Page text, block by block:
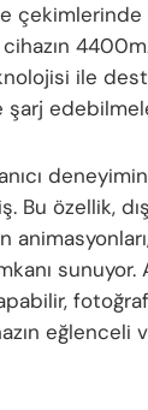
ile
şarj
Bu özellik,
sunuyor.